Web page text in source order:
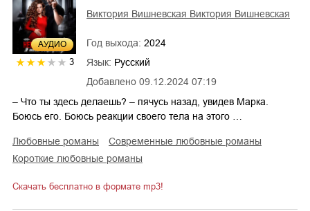
AУДИО
3
Добавлено 09.12.2024 07:19
Виктория Вишневская Виктория Вишневская
Год выхода: 2024
Язык: Русский
– Что ты здесь делаешь? – пячусь назад, увидев Марка.
Боюсь его. Боюсь реакции своего тела на этого …
любовные романы
современные любовные романы
короткие любовные романы
Скачать бесплатно в формате mp3!